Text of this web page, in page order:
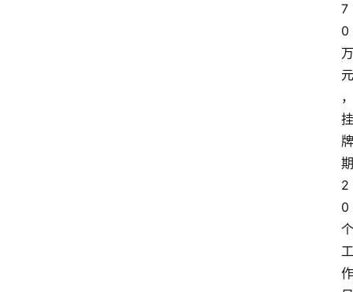
7
0
万
元
，
挂
牌
期
2
0
个
工
作